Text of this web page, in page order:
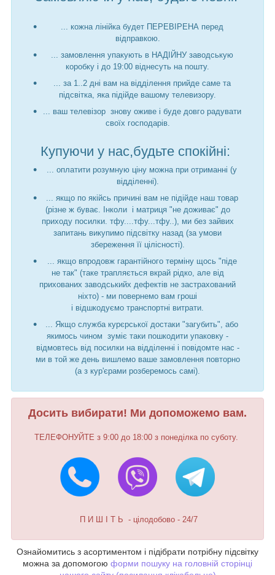
... кожна лінійка будет ПЕРЕВІРЕНА перед
відправкою.
... замовлення упакують в НАДІЙНУ заводськую
коробку і до 19:00 віднесуть на пошту.
... за 1..2 дні вам на відділення прийде саме та
підсвітка, яка підійде вашому телевизору.
... ваш телевізор знову оживе і буде довго радувати
своїх господарів.
Купуючи у нас,будьте спокійні:
... оплатити розумную ціну можна при отриманні (у
відділенні).
... якщо по якійсь причині вам не підійде наш товар
(різне ж буває. Інколи і матриця "не доживає" до
приходу посилки. тфу....тфу...тфу..), ми без зайвих
запитань викупимо підсвітку назад (за умови
збереження її цілісності).
... якщо впродовж гарантійного терміну щось "піде
не так" (таке трапляється вкрай рідко, але від
прихованих заводськийх дефектів не застрахований
ніхто) - ми повернемо вам гроші
і відшкодуємо транспортні витрати.
... Якщо служба курєрської достаки "загубить", або
якимось чином зуміє таки пошкодити упаковку -
відмовтесь від посилки на відділенні і повідомте нас -
ми в той же день вишлемо ваше замовлення повторно
(а з кур'єрами розберемось самі).
Досить вибирати! Ми допоможемо вам.
ТЕЛЕФОНУЙТЕ з 9:00 до 18:00 з понеділка по суботу.
П И Ш І Т Ь - цілодобово - 24/7
Ознайомитись з асортиментом і підібрати потрібну підсвітку
можна за допомогою форми пошуку на головній сторінці